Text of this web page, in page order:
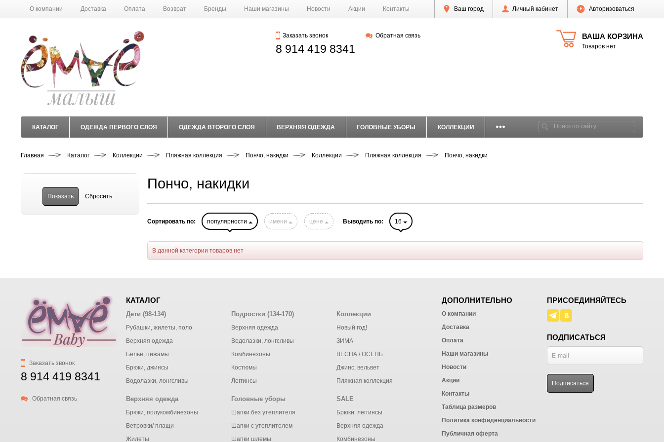
Ваш город Личный кабинет Авторизоваться
О компании Доставка Оплата Возврат Бренды Наши магазины Новости Акции Контакты
ВАША КОРЗИНА
Товаров нет
Заказать звонок
8 914 419 8341
Обратная связь
КАТАЛОГ ОДЕЖДА ПЕРВОГО СЛОЯ ОДЕЖДА ВТОРОГО СЛОЯ ВЕРХНЯЯ ОДЕЖДА ГОЛОВНЫЕ УБОРЫ КОЛЛЕКЦИИ
Главная Каталог Коллекции Пляжная коллекция Пончо, накидки Коллекции Пляжная коллекция Пончо, накидки
Пончо, накидки
Сортировать по: популярности имени цене Выводить по: 16
В данной категории товаров нет
Заказать звонок
8 914 419 8341
Обратная связь
КАТАЛОГ
Дети (98-134)
Рубашки, жилеты, поло
Верхняя одежда
Белье, пижамы
Брюки, джинсы
Водолазки, лонгсливы
Подростки (134-170)
Верхняя одежда
Водолазки, лонгсливы
Комбинезоны
Костюмы
Леггинсы
Коллекции
Новый год!
ЗИМА
ВЕСНА / ОСЕНЬ
Джинс, вельвет
Пляжная коллекция
Верхняя одежда
Брюки, полукомбинезоны
Ветровки/ плащи
Жилеты
Головные уборы
Шапки без утеплителя
Шапки с утеплителем
Шапки шлемы
SALE
Брюки. леггинсы
Верхняя одежда
Комбинезоны
ДОПОЛНИТЕЛЬНО
О компании
Доставка
Оплата
Наши магазины
Новости
Акции
Контакты
Таблица размеров
Политика конфиденциальности
Публичная оферта
ПРИСОЕДИНЯЙТЕСЬ
ПОДПИСАТЬСЯ